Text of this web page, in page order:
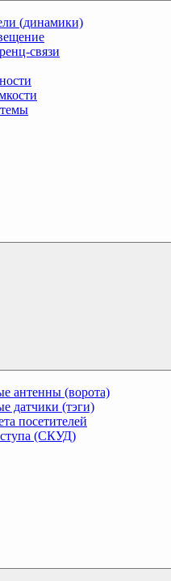
(динамики)
связи
антенны (ворота)
датчики (тэги)
посетителей
(СКУД)